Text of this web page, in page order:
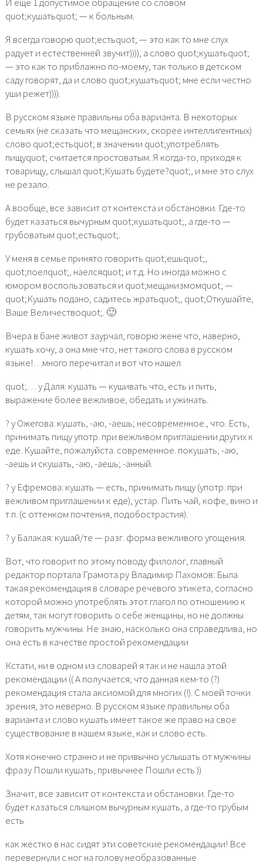
quot;кушатьquot; — к больным.
Я всегда говорю quot;естьquot; — это как то мне слух
радует и естественней звучит)))), а слово quot;кушатьquot;
— это как то приблажно по-моему, так только в детском
саду говорят, да и слово quot;кушатьquot; мне если честно
уши режет)))).
В русском языке правильны оба варианта. В некоторых
семьях (не сказать что мещанских, скорее интеллигентных)
слово quot;естьquot; в значении quot;употреблять
пищуquot; считается простоватым. Я когда-то, приходя к
товарищу, слышал quot;Кушать будете?quot;, и мне это слух
не резало.
А вообще, все зависит от контекста и обстановки. Где-то
будет казаться вычурным quot;кушатьquot;, а где-то —
грубоватым quot;естьquot;.
У меня в семье принято говорить quot;ешьquot;,
quot;поелquot;, наелсяquot; и т.д. Но иногда можно с
юмором воспользоваться и quot;мещанизмомquot; —
quot;Кушать подано, садитесь жратьquot;, quot;Откушайте,
Ваше Величествоquot;. 🙂
Вчера в бане живот заурчал, говорю жене что, наверно,
кушать хочу, а она мне что, нет такого слова в русском
языке!…много перечитал и вот что нашел
quot;… у Даля: кушать — кушивать что, есть и пить,
выражение более вежливое, обедать и ужинать.
? у Ожегова: кушать, -аю, -аешь; несовременное., что. Есть,
принимать пищу употр. при вежливом приглашении других к
еде. Кушайте, пожалуйста. современное. покушать, -аю,
-аешь и скушать, -аю, -аешь; -анный.
? у Ефремова: кушать — есть, принимать пищу (употр. при
вежливом приглашении к еде), устар. Пить чай, кофе, вино и
т.п. (с оттенком почтения, подобострастия).
? у Балакая: кушай/те — разг. форма вежливого угощения.
Вот, что говорит по этому поводу филолог, главный
редактор портала Грамота.ру Владимир Пахомов: Была
такая рекомендация в словаре речевого этикета, согласно
которой можно употреблять этот глагол по отношению к
детям, так могут говорить о себе женщины, но не должны
говорить мужчины. Не знаю, насколько она справедлива, но
она есть в качестве простой рекомендации
Кстати, ни в одном из словарей я так и не нашла этой
рекомендации (( А получается, что данная кем-то (?)
рекомендация стала аксиомой для многих (!). С моей точки
зрения, это неверно. В русском языке правильны оба
варианта и слово кушать имеет такое же право на свое
существование в нашем языке, как и слово есть.
Хотя конечно странно и не привычно услышать от мужчины
фразу Пошли кушать, привычнее Пошли есть ))
Значит, все зависит от контекста и обстановки. Где-то
будет казаться слишком вычурным кушать, а где-то грубым
есть
как жестко в нас сидят эти советские рекомендации! Все
перевернули с ног на голову необразованные